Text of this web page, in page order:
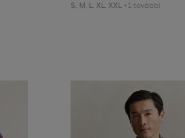
S, M, L, XL, XXL +1 további